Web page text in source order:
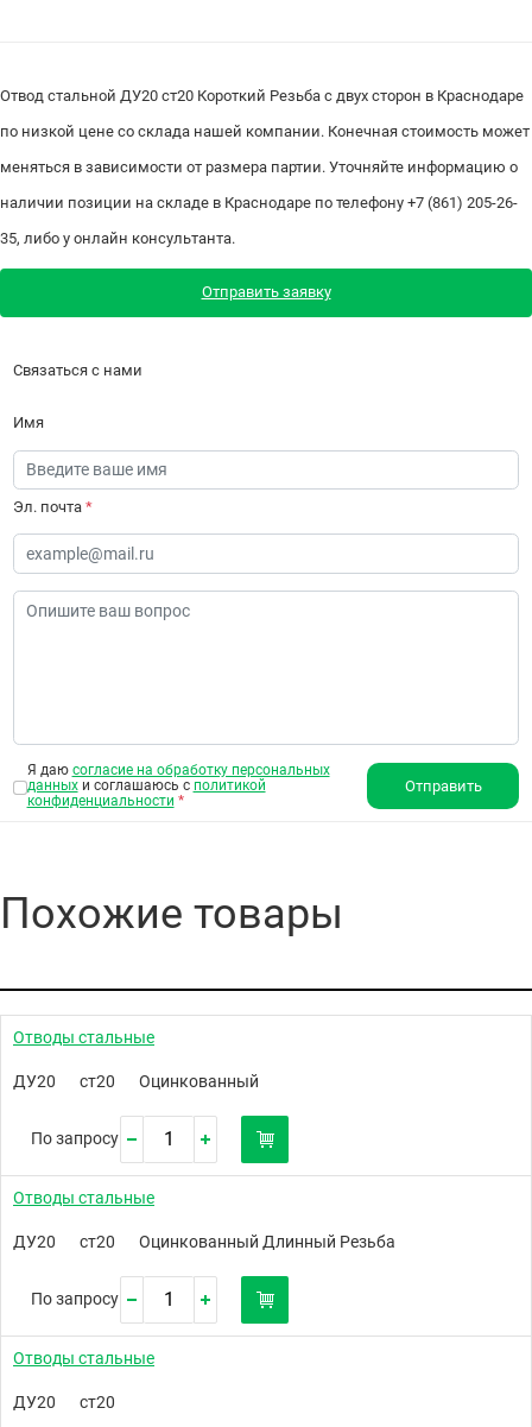
Отвод стальной ДУ20 ст20 Короткий Резьба с двух сторон в Краснодаре
по низкой цене со склада нашей компании. Конечная стоимость может
меняться в зависимости от размера партии. Уточняйте информацию о
наличии позиции на складе в Краснодаре по телефону +7 (861) 205-26-
35, либо у онлайн консультанта.
Отправить заявку
Связаться с нами
Имя
Эл. почта *
Я даю согласие на обработку персональных
данныхи соглашаюсь с политикой
конфиденциальности *
Отправить
Похожие товары
Отводы стальные
ДУ20 ст20 Оцинкованный
По запросу
Отводы стальные
ДУ20 ст20 Оцинкованный Длинный Резьба
По запросу
Отводы стальные
ДУ20 ст20